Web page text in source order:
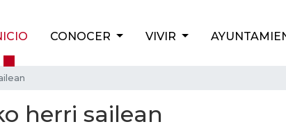
CONOCER VIVIR
herri sailean